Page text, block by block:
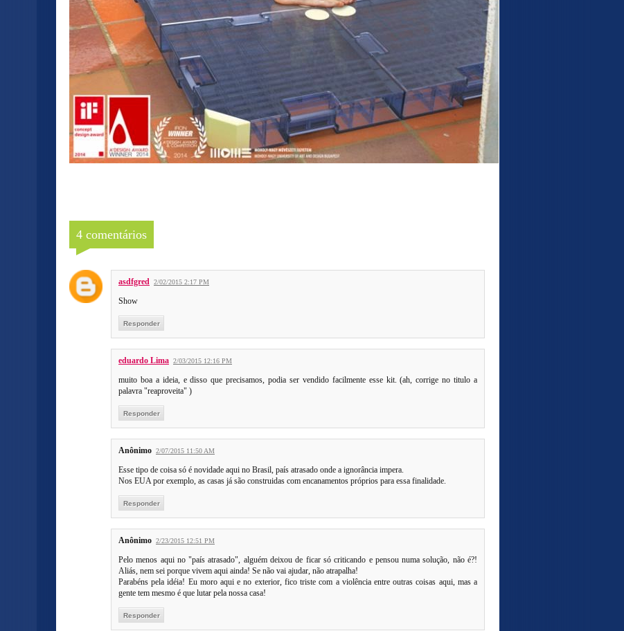
4 comentários
asdfgred 2/02/2015 2:17 PM
Show
Responder
eduardo Lima 2/03/2015 12:16 PM
muito boa a ideia, e disso que precisamos, podia ser vendido facilmente esse kit. (ah, corrige no titulo a
palavra "reaproveita" )
Responder
Anônimo 2/07/2015 11:50 AM
Esse tipo de coisa só é novidade aqui no Brasil, país atrasado onde a ignorância impera.
Nos EUA por exemplo, as casas já são construidas com encanamentos próprios para essa finalidade.
Responder
Anônimo 2/23/2015 12:51 PM
Pelo menos aqui no "país atrasado", alguém deixou de ficar só criticando e pensou numa solução, não é?!
Aliás, nem sei porque vivem aqui ainda! Se não vai ajudar, não atrapalha!
Parabéns pela idéia! Eu moro aqui e no exterior, fico triste com a violência entre outras coisas aqui, mas a
gente tem mesmo é que lutar pela nossa casa!
Responder